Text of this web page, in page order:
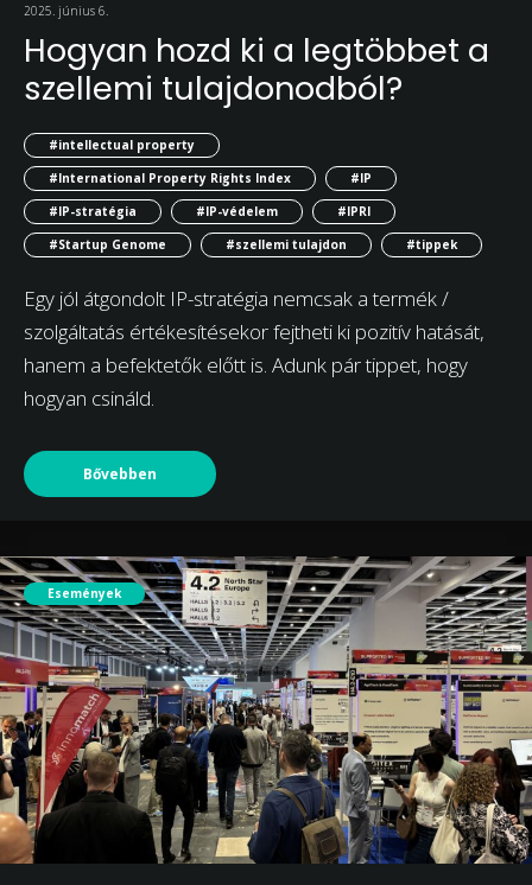
2025. június 6.
Hogyan hozd ki a legtöbbet a
szellemi tulajdonodból?
#intellectual property
#International Property Rights Index
#IP
#IP-stratégia
#IP-védelem
#IPRI
#Startup Genome
#szellemi tulajdon #tippek
Egy jól átgondolt IP-stratégia nemcsak a termék /
szolgáltatás értékesítésekor fejtheti ki pozitív hatását,
hanem a befektetők előtt is. Adunk pár tippet, hogy
hogyan csináld.
Bővebben
Események